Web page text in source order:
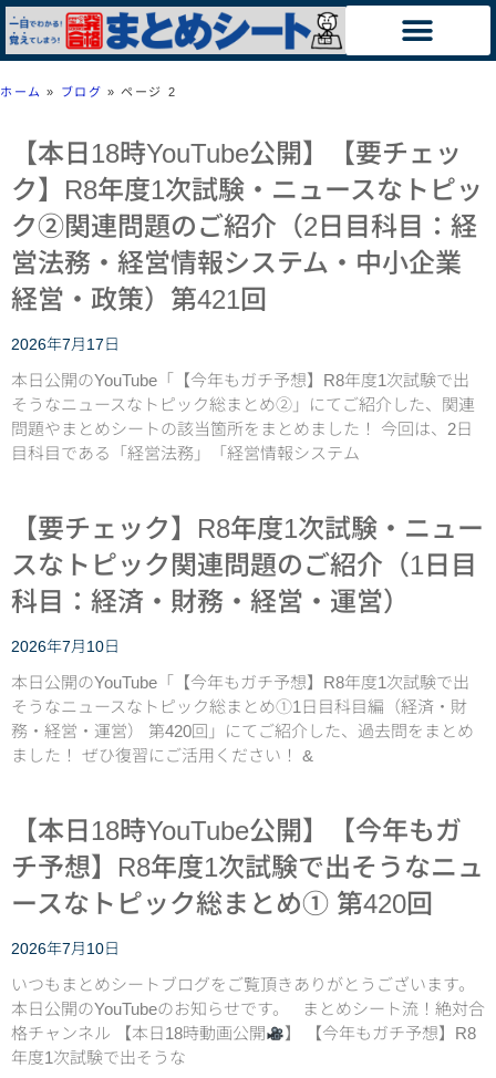
ホーム » ブログ »ページ 2
【本日18時YouTube公開】【要チェッ
ク】R8年度1次試験・ニュースなトピッ
ク②関連問題のご紹介（2日目科目：経
営法務・経営情報システム・中小企業
経営・政策）第421回
2026年7月17日
本日公開のYouTube「【今年もガチ予想】R8年度1次試験で出
そうなニュースなトピック総まとめ②」にてご紹介した、関連
問題やまとめシートの該当箇所をまとめました！ 今回は、2日
目科目である「経営法務」「経営情報システム
【要チェック】R8年度1次試験・ニュー
スなトピック関連問題のご紹介（1日目
科目：経済・財務・経営・運営）
2026年7月10日
本日公開のYouTube「【今年もガチ予想】R8年度1次試験で出
そうなニュースなトピック総まとめ①1日目科目編（経済・財
務・経営・運営） 第420回」にてご紹介した、過去問をまとめ
ました！ ぜひ復習にご活用ください！ &
【本日18時YouTube公開】【今年もガ
チ予想】R8年度1次試験で出そうなニュ
ースなトピック総まとめ① 第420回
2026年7月10日
いつもまとめシートブログをご覧頂きありがとうございます。
本日公開のYouTubeのお知らせです。 まとめシート流！絶対合
格チャンネル 【本日18時動画公開
】 【今年もガチ予想】R8
年度1次試験で出そうな